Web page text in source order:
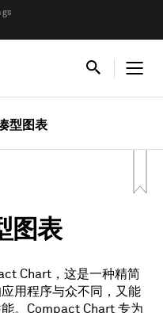
型图表
图表
Chart，这是一种精简
用程序与众不同，又能
。Compact Chart 专为